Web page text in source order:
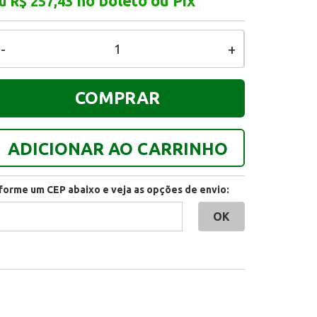
+
-
ADICIONAR AO CARRINHO
COMPRAR
um CEP abaixo e veja as opções de envio: